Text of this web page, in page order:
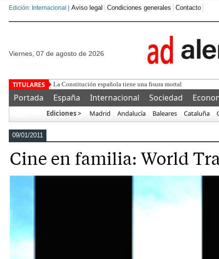
Edición: Internacional | Aviso legal Condiciones generales Contacto
viernes, 07 de agosto de 2026
Portada España Internacional Sociedad
Ediciones > Madrid Andalucía Baleares Cataluña
09/01/2011
Cine en familia: World